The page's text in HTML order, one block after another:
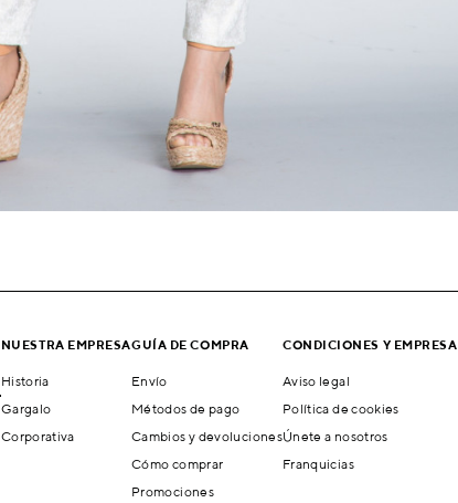
NUESTRA EMPRESA
Historia
Gargalo
Corporativa
GUÍA DE COMPRA
Envío
Métodos de pago
Cambios y devoluciones
Cómo comprar
Promociones
CONDICIONES Y EMPRESA
Aviso legal
Política de cookies
Únete a nosotros
Franquicias